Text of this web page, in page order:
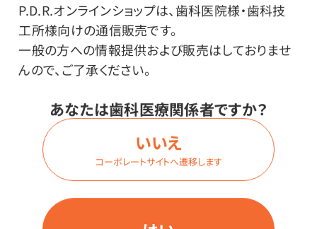
P.D.R.オンラインショップは、歯科医院様・歯科技
工所様向けの通信販売です。
一般の方への情報提供および販売はしておりませ
んので、ご了承ください。
あなたは歯科医療関係者ですか？
いいえ
コーポレートサイトへ遷移します
会員から商品代金が回収不可能またはその
おそれがある場合
会員または実質的に会員の経営を支配する
者が反社会的勢力に該当する場合、または当
た場合、偽計もしくは威力を用いて当社の業
務を妨害しあるいは信用を毀損した場合
ご注文が一定期間ない場合
届先不明でお届けできない場合
前項の規定により会員資格を抹消した場合、当社